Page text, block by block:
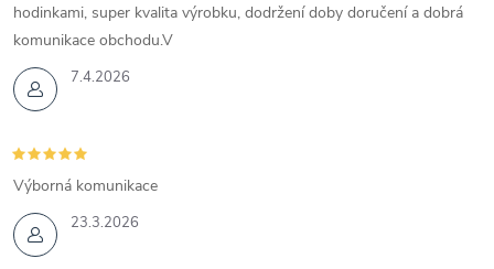
7.4.2026
hodinkami, super kvalita výrobku, dodržení doby doručení a dobrá
komunikace obchodu.V
23.3.2026
Výborná komunikace